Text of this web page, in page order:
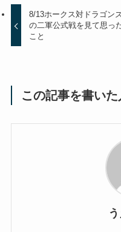
8/13ホークス対ドラゴン
の二軍公式戦を見て思っ
こと
この記事を書いた